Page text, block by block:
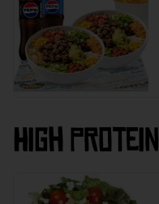
High PROtein